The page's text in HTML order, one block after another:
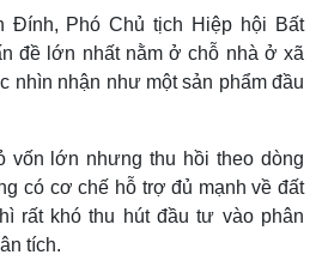
Đính, Phó Chủ tịch Hiệp hội Bất
đề lớn nhất nằm ở chỗ nhà ở xã
nhìn nhận như một sản phẩm đầu
vốn lớn nhưng thu hồi theo dòng
có cơ chế hỗ trợ đủ mạnh về đất
rất khó thu hút đầu tư vào phân
tích.